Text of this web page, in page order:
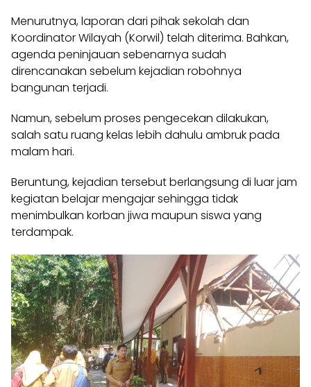
Menurutnya, laporan dari pihak sekolah dan
Koordinator Wilayah (Korwil) telah diterima. Bahkan,
agenda peninjauan sebenarnya sudah
direncanakan sebelum kejadian robohnya
bangunan terjadi.
Namun, sebelum proses pengecekan dilakukan,
salah satu ruang kelas lebih dahulu ambruk pada
malam hari.
Beruntung, kejadian tersebut berlangsung di luar jam
kegiatan belajar mengajar sehingga tidak
menimbulkan korban jiwa maupun siswa yang
terdampak.